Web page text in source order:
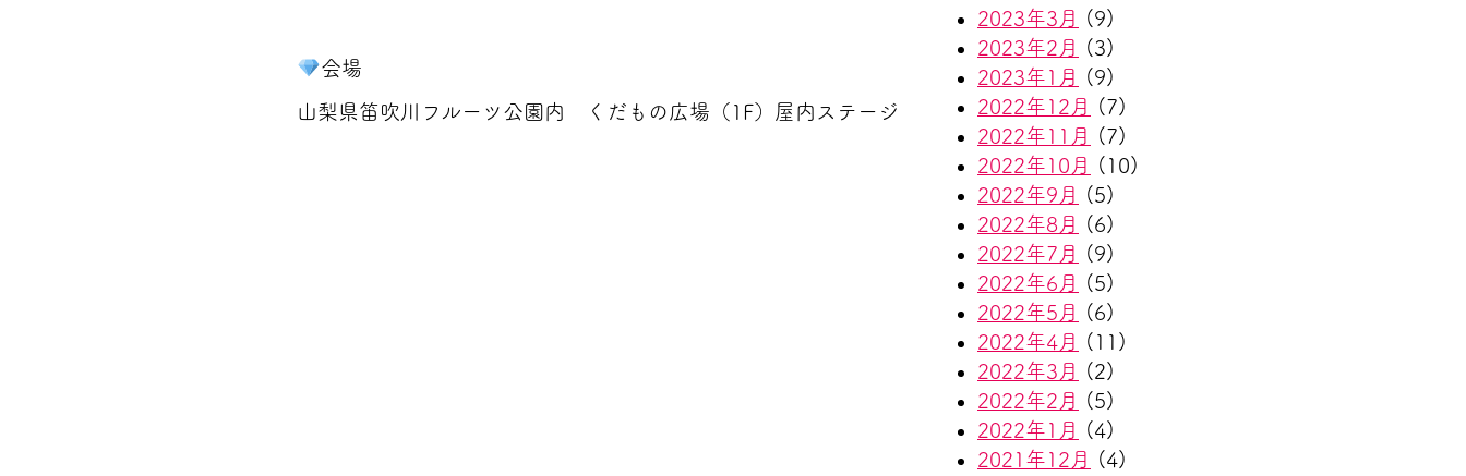
会場
山梨県笛吹川フルーツ公園内 くだもの広場（1F）屋内ステージ
2023年3月
(9)
2023年2月
(3)
2023年1月
(9)
2022年12月
(7)
2022年11月
(7)
2022年10月
(10)
2022年9月
(5)
2022年8月
(6)
2022年7月
(9)
2022年6月
(5)
2022年5月
(6)
2022年4月
(11)
2022年3月
(2)
2022年2月
(5)
2022年1月
(4)
2021年12月
(4)